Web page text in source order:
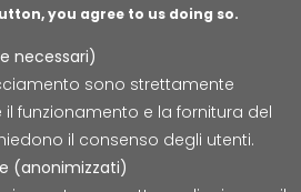
you agree to us doing so.
necessari)
sono strettamente
funzionamento e la fornitura del
il consenso degli utenti.
(anonimizzati)
Lepida S.c.p.A.
15, 40128 Bologna
segreteria@lepida.it